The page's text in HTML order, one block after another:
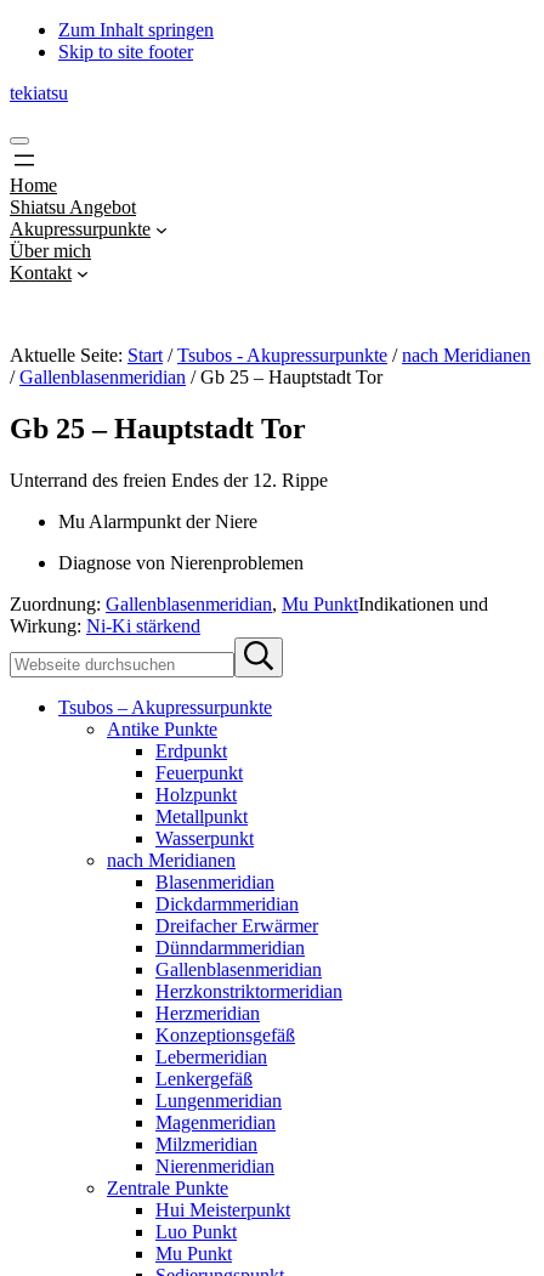
Zum Inhalt springen
Skip to site footer
tekiatsu
Shiatsu
bringt
Energie
in
Fluss...
Menu
Home
Shiatsu Angebot
Akupressurpunkte
Über mich
Kontakt
Aktuelle Seite: Start / Tsubos - Akupressurpunkte / nach Meridianen
/ Gallenblasenmeridian /Gb 25 – Hauptstadt Tor
Gb 25 – Hauptstadt Tor
Unterrand des freien Endes der 12. Rippe
Mu Alarmpunkt der Niere
Diagnose von Nierenproblemen
Zuordnung: Gallenblasenmeridian, Mu PunktIndikationen und
Wirkung: Ni-Ki stärkend
Sidebar
durchsuchen
Submit
search
Tsubos – Akupressurpunkte
Antike Punkte
Erdpunkt
Feuerpunkt
Holzpunkt
Metallpunkt
Wasserpunkt
nach Meridianen
Blasenmeridian
Dickdarmmeridian
Dreifacher Erwärmer
Dünndarmmeridian
Gallenblasenmeridian
Herzkonstriktormeridian
Herzmeridian
Konzeptionsgefäß
Lebermeridian
Lenkergefäß
Lungenmeridian
Magenmeridian
Milzmeridian
Nierenmeridian
Zentrale Punkte
Hui Meisterpunkt
Luo Punkt
Mu Punkt